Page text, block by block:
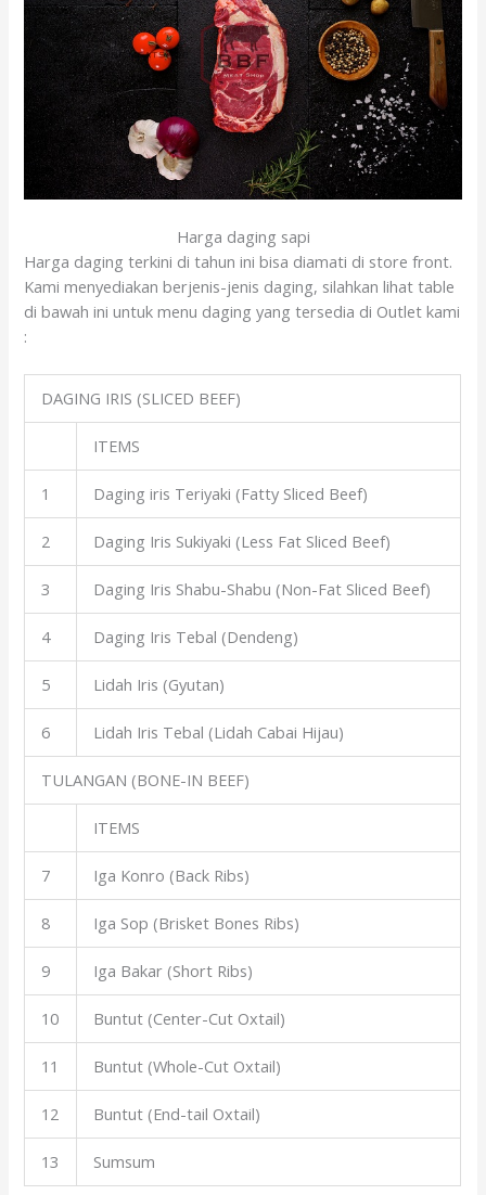
Harga daging sapi
Harga daging terkini di tahun ini bisa diamati di store front.
Kami menyediakan berjenis-jenis daging, silahkan lihat table
di bawah ini untuk menu daging yang tersedia di Outlet kami
:
DAGING IRIS (SLICED BEEF)
ITEMS
1 Daging iris Teriyaki (Fatty Sliced Beef)
2 Daging Iris Sukiyaki (Less Fat Sliced Beef)
3 Daging Iris Shabu-Shabu (Non-Fat Sliced Beef)
4 Daging Iris Tebal (Dendeng)
5 Lidah Iris (Gyutan)
6 Lidah Iris Tebal (Lidah Cabai Hijau)
TULANGAN (BONE-IN BEEF)
ITEMS
7 Iga Konro (Back Ribs)
8 Iga Sop (Brisket Bones Ribs)
9 Iga Bakar (Short Ribs)
10 Buntut (Center-Cut Oxtail)
11 Buntut (Whole-Cut Oxtail)
12 Buntut (End-tail Oxtail)
13 Sumsum